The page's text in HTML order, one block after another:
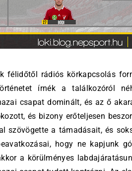
félidőtől rádiós körkapcsolás
írnék a találkozóról
csapat dominált, és az ő
és bizony erőteljesen
szövögette a támadásait, és
hogy ne kapjunk
a körülményes